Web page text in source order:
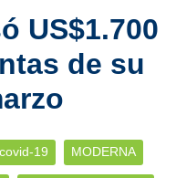
US$1.700
de su
covid-19 MODERNA